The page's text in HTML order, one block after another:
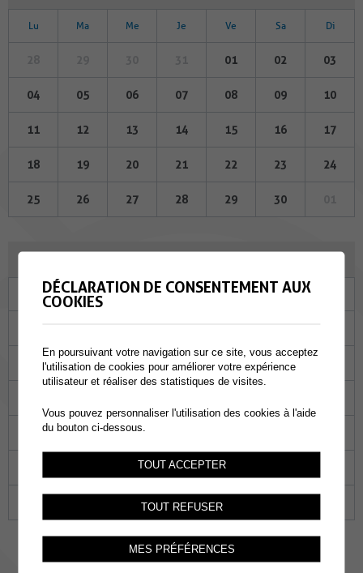
Lu Ma Me Je Ve Sa Di
01 02 03
04 05 06 07 08 09 10
11 12 13 14 15 16 17
18 19 20 21 22 23 24
25 26 27 28 29 30
Ma Me Je Ve Sa
03 04 05 06 07
17 18
26 27
02
DÉCLARATION DE CONSENTEMENT AUX
COOKIES
En poursuivant votre navigation sur ce site, vous acceptez
l'utilisation de cookies pour améliorer votre expérience
utilisateur et réaliser des statistiques de visites.
Vous pouvez personnaliser l'utilisation des cookies à l'aide
du bouton ci-dessous.
TOUT ACCEPTER
TOUT REFUSER
MES PRÉFÉRENCES